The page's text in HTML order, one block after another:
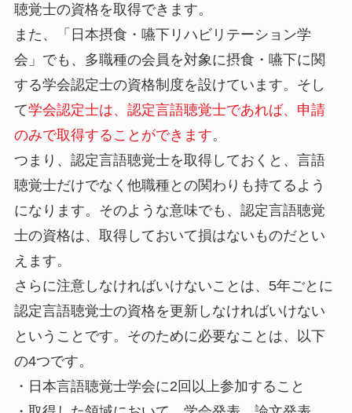
聴覚士の資格を取得できます。
また、「日本摂食・嚥下リハビリテーション学
会」でも、多職種の会員を対象に摂食・嚥下に関
する学会認定士の資格制度を設けています。そし
て学会認定士は、認定言語聴覚士であれば、申請
のみで取得することができます。
つまり、認定言語聴覚士を取得しておくと、言語
聴覚士だけでなく他職種との関わりも持てるよう
になります。そのような意味でも、認定言語聴覚
士の資格は、取得しておいて損はないものだとい
えます。
さらに注意しなければいけないことは、5年ごとに
認定言語聴覚士の資格を更新しなければいけない
ということです。そのために必要なことは、以下
の4つです。
・日本言語聴覚士学会に2回以上参加すること